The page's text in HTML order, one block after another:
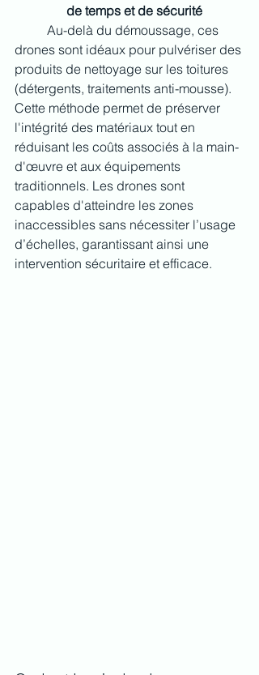
de temps et de sécurité
drones sont idéaux pour pulvériser des
produits de nettoyage sur les toitures
(détergents, traitements anti-mousse).
Cette méthode permet de préserver
l'intégrité des matériaux tout en
réduisant les coûts associés à la main-
d'œuvre et aux équipements
traditionnels. Les drones sont
capables d'atteindre les zones
inaccessibles sans nécessiter l’usage
d’échelles, garantissant ainsi une
intervention sécuritaire et efficace.